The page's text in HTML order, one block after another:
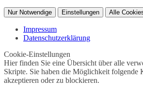
Nur Notwendige Einstellungen Alle
Impressum
Datenschutzerklärung
Cookie-Einstellungen
Hier finden Sie eine Übersicht über alle
Skripte. Sie haben die Möglichkeit folgende
akzeptieren oder zu blockieren.